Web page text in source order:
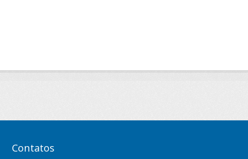
Contatos